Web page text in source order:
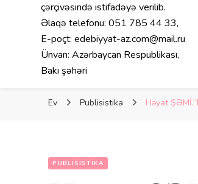
çərçivəsində istifadəyə verilib.
Əlaqə telefonu: 051 785 44 33,
E-poçt: edebiyyat-az.com@mail.ru
Ünvan: Azərbaycan Respublikası,
Bakı şəhəri
Ev Publisistika Həyat
PUBLISISTIKA